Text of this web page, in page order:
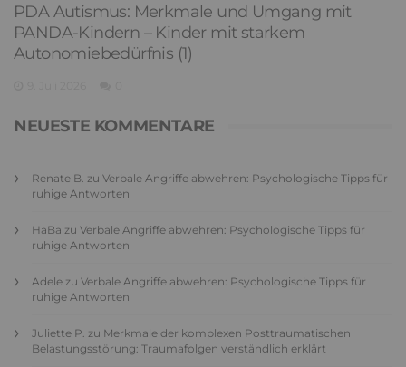
PDA Autismus: Merkmale und Umgang mit
PANDA-Kindern – Kinder mit starkem
Autonomiebedürfnis (1)
NEUESTE KOMMENTARE
Renate B. zu Verbale Angriffe abwehren: Psychologische Tipps für
ruhige Antworten
HaBa zu Verbale Angriffe abwehren: Psychologische Tipps für
ruhige Antworten
Adele zu Verbale Angriffe abwehren: Psychologische Tipps für
ruhige Antworten
Juliette P. zu Merkmale der komplexen Posttraumatischen
Belastungsstörung: Traumafolgen verständlich erklärt